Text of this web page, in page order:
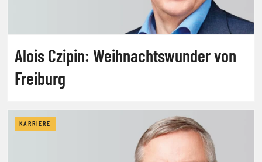
Alois Czipin: Weihnachtswunder von
Freiburg
KARRIERE